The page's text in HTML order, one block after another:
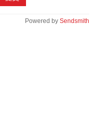
Powered by Sendsmith